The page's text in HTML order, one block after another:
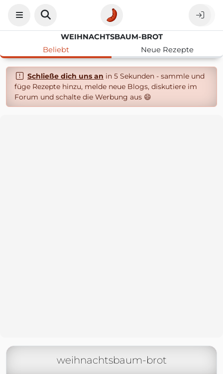
WEIHNACHTSBAUM-BROT
Beliebt
Neue Rezepte
Schließe dich uns an in 5 Sekunden - sammle und
füge Rezepte hinzu, melde neue Blogs, diskutiere im
Forum und schalte die Werbung aus 😄
weihnachtsbaum-brot